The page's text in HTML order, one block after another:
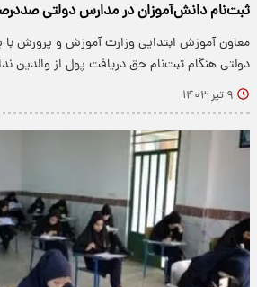
ثبت‌نام دانش‌آموزان در مدارس دولتی
معاون آموزش ابتدایی وزارت آموزش و پرورش با
دولتی هنگام ثبت‌نام حق دریافت پول از والدین
۹ تیر ۱۴۰۳